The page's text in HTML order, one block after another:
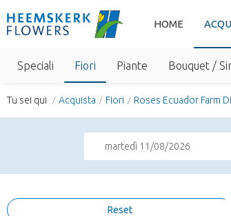
HOME
Speciali Fiori Piante Bouquet /
Tu sei qui Acquista Fiori Roses Ecuador Farm
martedì 11/08/2026
Reset